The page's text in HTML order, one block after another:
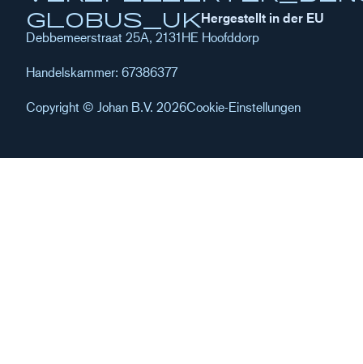
globus_ukHergestellt in der EU
Debbemeerstraat 25A, 2131HE Hoofddorp
Handelskammer: 67386377
Copyright © Johan B.V. 2026Cookie-Einstellungen